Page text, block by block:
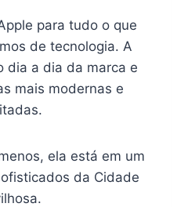
para tudo o que
de tecnologia. A
dia a dia da marca e
mais modernas e
ela está em um
da Cidade